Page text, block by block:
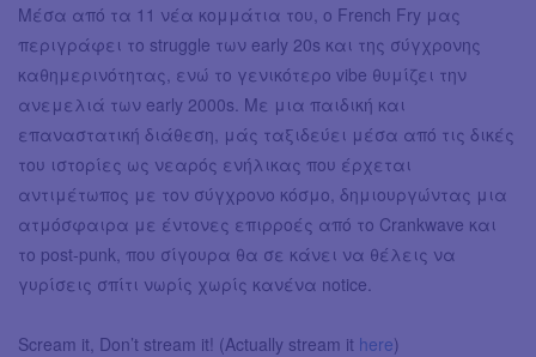
Μέσα από τα 11 νέα κομμάτια του, ο French Fry μας
περιγράφει το struggle των early 20s και της σύγχρονης
καθημερινότητας, ενώ το γενικότερο vibe θυμίζει την
ανεμελιά των early 2000s. Με μια παιδική και
επαναστατική διάθεση, μάς ταξιδεύει μέσα από τις δικές
του ιστορίες ως νεαρός ενήλικας που έρχεται
αντιμέτωπος με τον σύγχρονο κόσμο, δημιουργώντας μια
ατμόσφαιρα με έντονες επιρροές από το Crankwave και
το post-punk, που σίγουρα θα σε κάνει να θέλεις να
γυρίσεις σπίτι νωρίς χωρίς κανένα notice.
Scream it, Don’t stream it! (Actually stream it here)